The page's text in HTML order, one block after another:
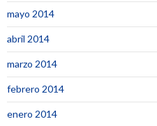
mayo 2014
abril 2014
marzo 2014
febrero 2014
enero 2014